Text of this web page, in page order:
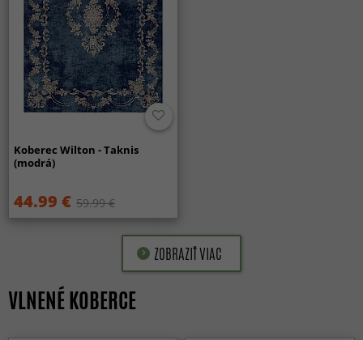
Koberec Wilton - Taknis
(modrá)
44.99 € 59.99 €
ZOBRAZIŤ VIAC
VLNENÉ KOBERCE